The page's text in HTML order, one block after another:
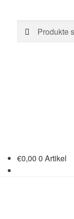
Suchen
nach:
Suchen
€0,00 0 Artikel